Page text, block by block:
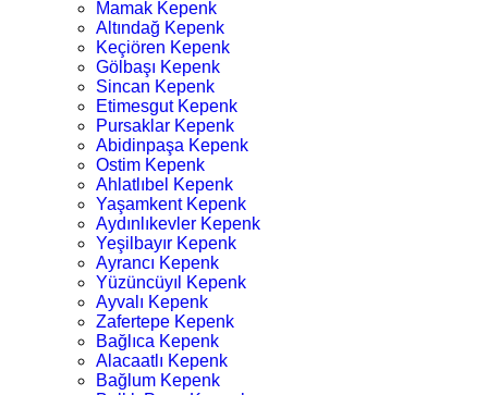
Mamak Kepenk
Altındağ Kepenk
Keçiören Kepenk
Gölbaşı Kepenk
Sincan Kepenk
Etimesgut Kepenk
Pursaklar Kepenk
Abidinpaşa Kepenk
Ostim Kepenk
Ahlatlıbel Kepenk
Yaşamkent Kepenk
Aydınlıkevler Kepenk
Yeşilbayır Kepenk
Ayrancı Kepenk
Yüzüncüyıl Kepenk
Ayvalı Kepenk
Zafertepe Kepenk
Bağlıca Kepenk
Alacaatlı Kepenk
Bağlum Kepenk